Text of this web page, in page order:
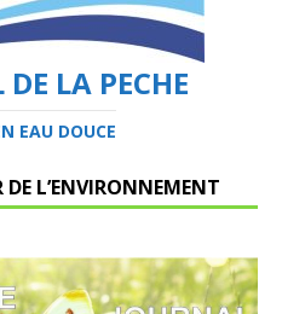
LA PECHE
EAU DOUCE
L’ENVIRONNEMENT